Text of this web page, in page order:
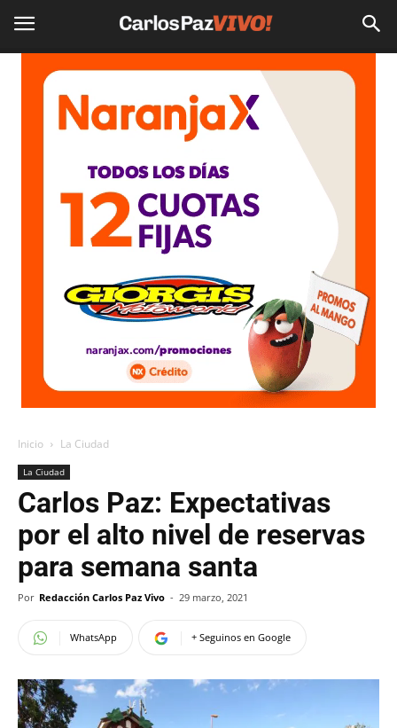
Inicio La Ciudad
La Ciudad
Carlos Paz: Expectativas
por el alto nivel de reservas
para semana santa
Por Redacción Carlos Paz Vivo - 29 marzo, 2021
WhatsApp + Seguinos en Google